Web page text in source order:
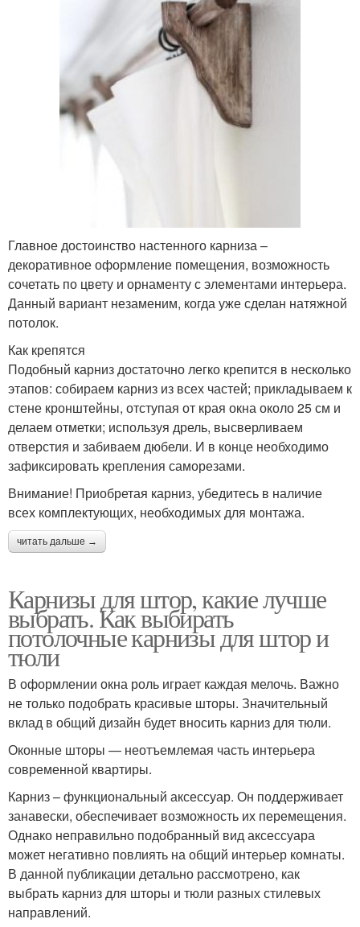
Главное достоинство настенного карниза –
декоративное оформление помещения, возможность
сочетать по цвету и орнаменту с элементами интерьера.
Данный вариант незаменим, когда уже сделан натяжной
потолок.
Как крепятся
Подобный карниз достаточно легко крепится в несколько
этапов: собираем карниз из всех частей; прикладываем к
стене кронштейны, отступая от края окна около 25 см и
делаем отметки; используя дрель, высверливаем
отверстия и забиваем дюбели. И в конце необходимо
зафиксировать крепления саморезами.
Внимание! Приобретая карниз, убедитесь в наличие
всех комплектующих, необходимых для монтажа.
читать дальше →
Карнизы для штор, какие лучше
выбрать. Как выбирать
потолочные карнизы для штор и
тюли
В оформлении окна роль играет каждая мелочь. Важно
не только подобрать красивые шторы. Значительный
вклад в общий дизайн будет вносить карниз для тюли.
Оконные шторы — неотъемлемая часть интерьера
современной квартиры.
Карниз – функциональный аксессуар. Он поддерживает
занавески, обеспечивает возможность их перемещения.
Однако неправильно подобранный вид аксессуара
может негативно повлиять на общий интерьер комнаты.
В данной публикации детально рассмотрено, как
выбрать карниз для шторы и тюли разных стилевых
направлений.